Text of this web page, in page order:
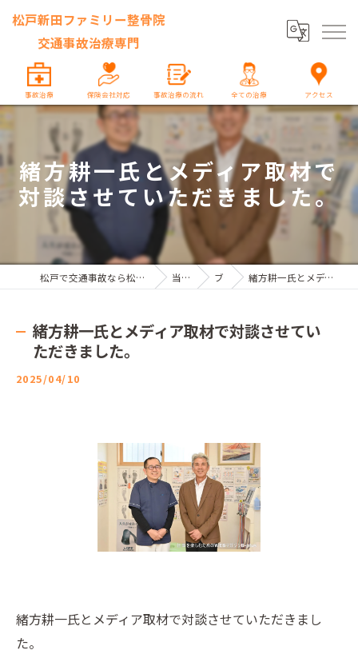
松戸新田ファミリー整骨院
交通事故治療専門
事故治療 保険会社対応 事故治療の流れ 全ての治療 アクセス
緒方耕一氏とメディア取材で
対談させていただきました。
松戸で交通事故なら松戸新田ファミリー整骨院 交通事故治療専門 当院の特徴 ブログ 緒方耕一氏とメディア取材で対談させていただきました。
緒方耕一氏とメディア取材で対談させてい
ただきました。
2025/04/10
緒方耕一氏とメディア取材で対談させていただきまし
た。